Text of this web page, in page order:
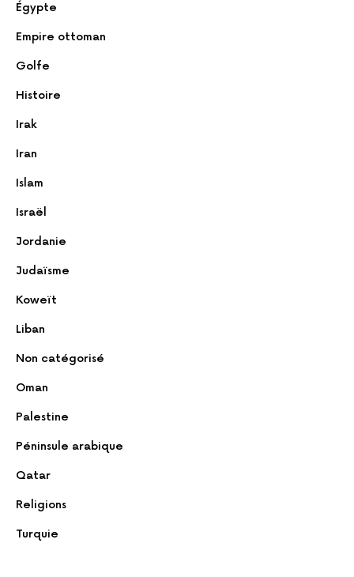
Égypte
Empire ottoman
Golfe
Histoire
Irak
Iran
Islam
Israël
Jordanie
Judaïsme
Koweït
Liban
Non catégorisé
Oman
Palestine
Péninsule arabique
Qatar
Religions
Turquie